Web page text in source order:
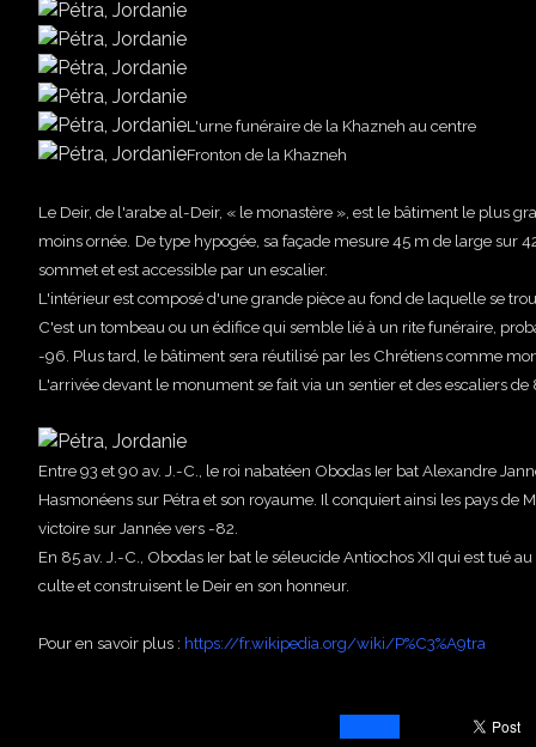
L'urne funéraire de la Khazneh au centre
Fronton de la Khazneh
Le Deir, de l'arabe al-Deir, « le monastère », est le bâtiment le plus
moins ornée. De type hypogée, sa façade mesure 45 m de large sur
sommet et est accessible par un escalier.
L'intérieur est composé d'une grande pièce au fond de laquelle se
C'est un tombeau ou un édifice qui semble lié à un rite funéraire,
-96. Plus tard, le bâtiment sera réutilisé par les Chrétiens comme
L'arrivée devant le monument se fait via un sentier et des escaliers
Entre 93 et 90 av. J.-C., le roi nabatéen Obodas Ier bat Alexandre
Hasmonéens sur Pétra et son royaume. Il conquiert ainsi les pays
victoire sur Jannée vers -82.
En 85 av. J.-C., Obodas Ier bat le séleucide Antiochos XII qui est tué
culte et construisent le Deir en son honneur.
Pour en savoir plus : https://fr.wikipedia.org/wiki/P%C3%A9tra